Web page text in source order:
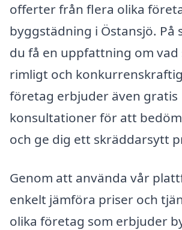
offerter från flera olika
byggstädning i Östansjö. På
du få en uppfattning om vad
rimligt och
företag erbjuder även gratis
konsultationer för att
och ge dig ett skräddarsytt
Genom att använda vår
enkelt jämföra priser och
olika företag som erbjuder